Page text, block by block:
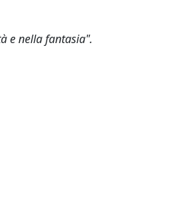
e nella fantasia".